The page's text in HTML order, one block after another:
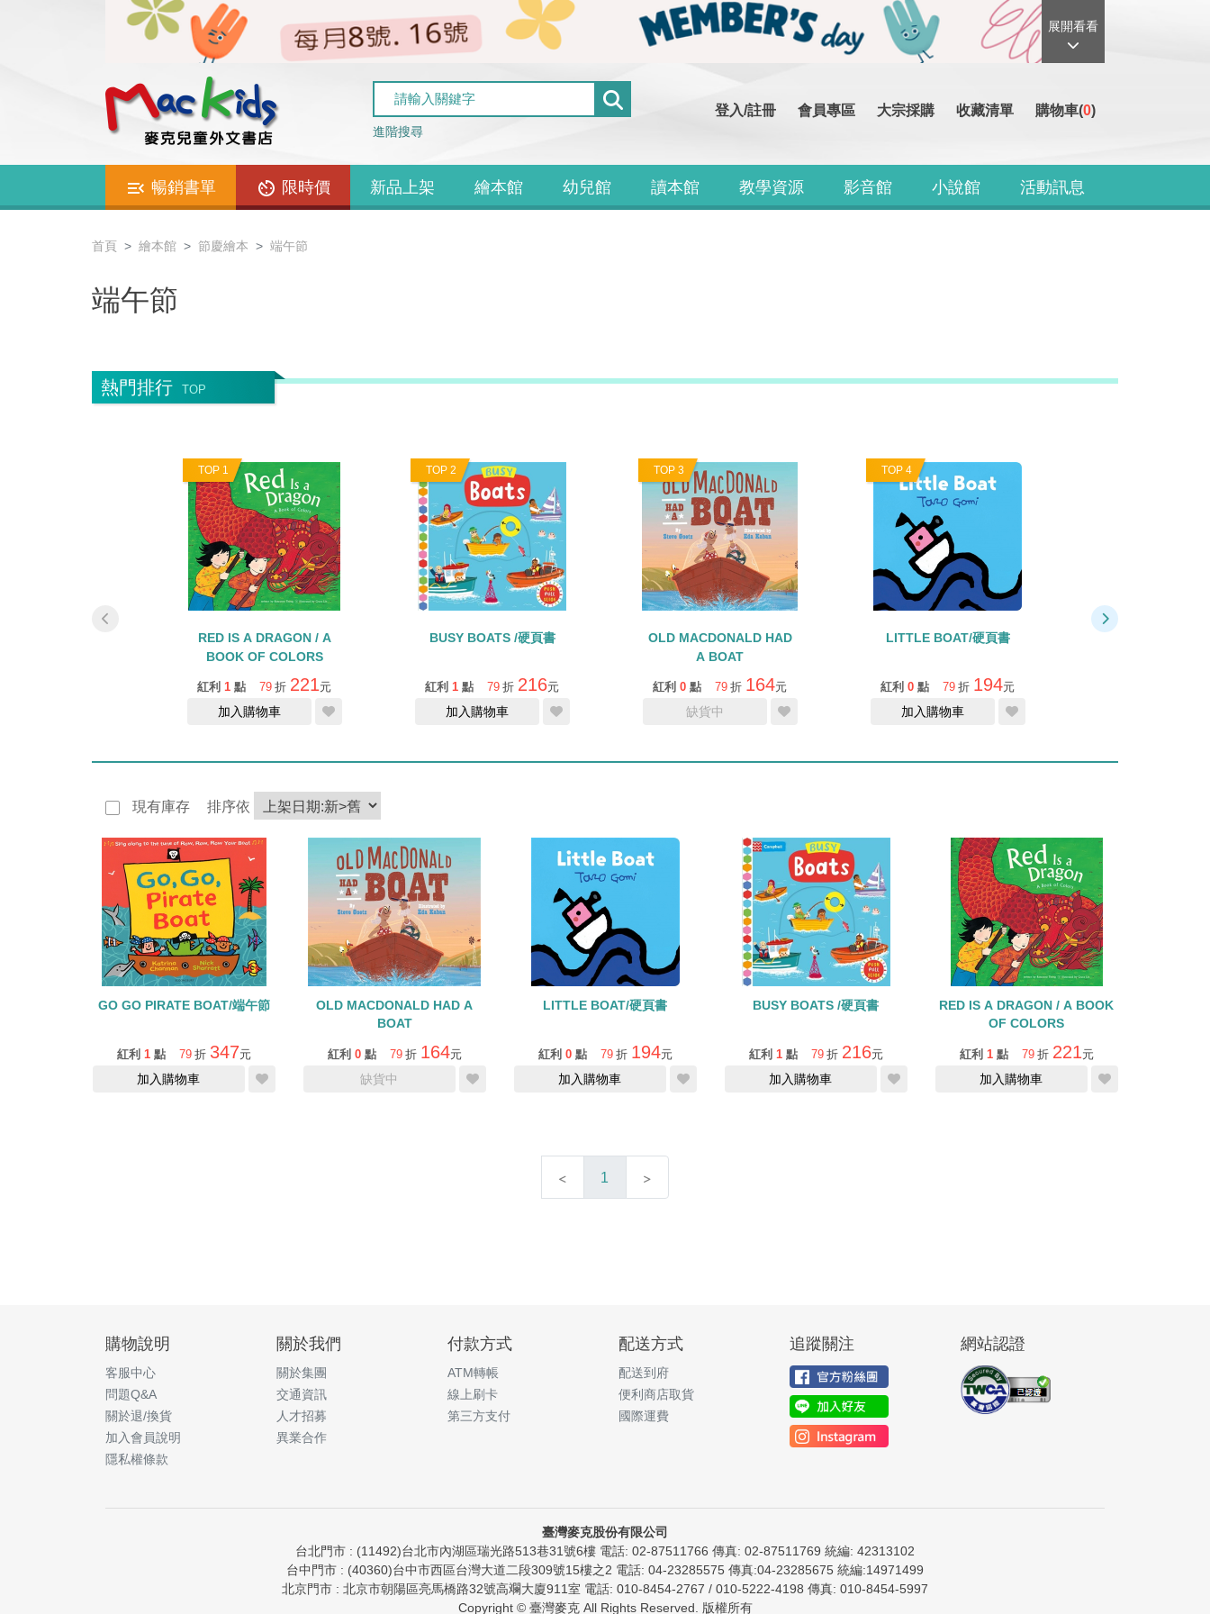
展開看看
進階搜尋
登入/註冊 會員專區 大宗採購 收藏清單 購物車(0)
暢銷書單 限時價 新品上架 繪本館 幼兒館 讀本館 教學資源 影音館 小說館 活動訊息
首頁 繪本館 節慶繪本 端午節
端午節
熱門排行 TOP
TOP 1
RED IS A DRAGON / A
BOOK OF COLORS
紅利 1 點 79 折 221元
加入購物車
TOP 2
BUSY BOATS /硬頁書
紅利 1 點 79 折 216元
加入購物車
TOP 3
OLD MACDONALD HAD
A BOAT
紅利 0 點 79 折 164元
缺貨中
TOP 4
LITTLE BOAT/硬頁書
紅利 0 點 79 折 194元
加入購物車
現有庫存 排序依
GO GO PIRATE BOAT/端午節
紅利 1 點 79 折 347元
加入購物車
OLD MACDONALD HAD A
BOAT
紅利 0 點 79 折 164元
缺貨中
LITTLE BOAT/硬頁書
紅利 0 點 79 折 194元
加入購物車
BUSY BOATS /硬頁書
紅利 1 點 79 折 216元
加入購物車
RED IS A DRAGON / A BOOK
OF COLORS
紅利 1 點 79 折 221元
加入購物車
1
購物說明
客服中心
問題Q&A
關於退/換貨
加入會員說明
隱私權條款
關於我們
關於集團
交通資訊
人才招募
異業合作
付款方式
ATM轉帳
線上刷卡
第三方支付
配送方式
配送到府
便利商店取貨
國際運費
追蹤關注 網站認證
臺灣麥克股份有限公司
台北門市 : (11492)台北市內湖區瑞光路513巷31號6樓 電話: 02-87511766 傳真: 02-87511769 統編: 42313102
台中門市 : (40360)台中市西區台灣大道二段309號15樓之2 電話: 04-23285575 傳真:04-23285675 統編:14971499
北京門市 : 北京市朝陽區亮馬橋路32號高斕大廈911室 電話: 010-8454-2767 / 010-5222-4198 傳真: 010-8454-5997
Copyright © 臺灣麥克 All Rights Reserved. 版權所有